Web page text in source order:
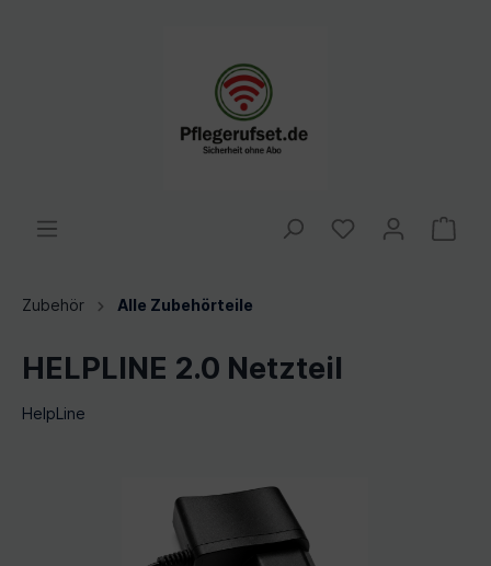
Zubehör Alle Zubehörteile
HELPLINE 2.0 Netzteil
HelpLine